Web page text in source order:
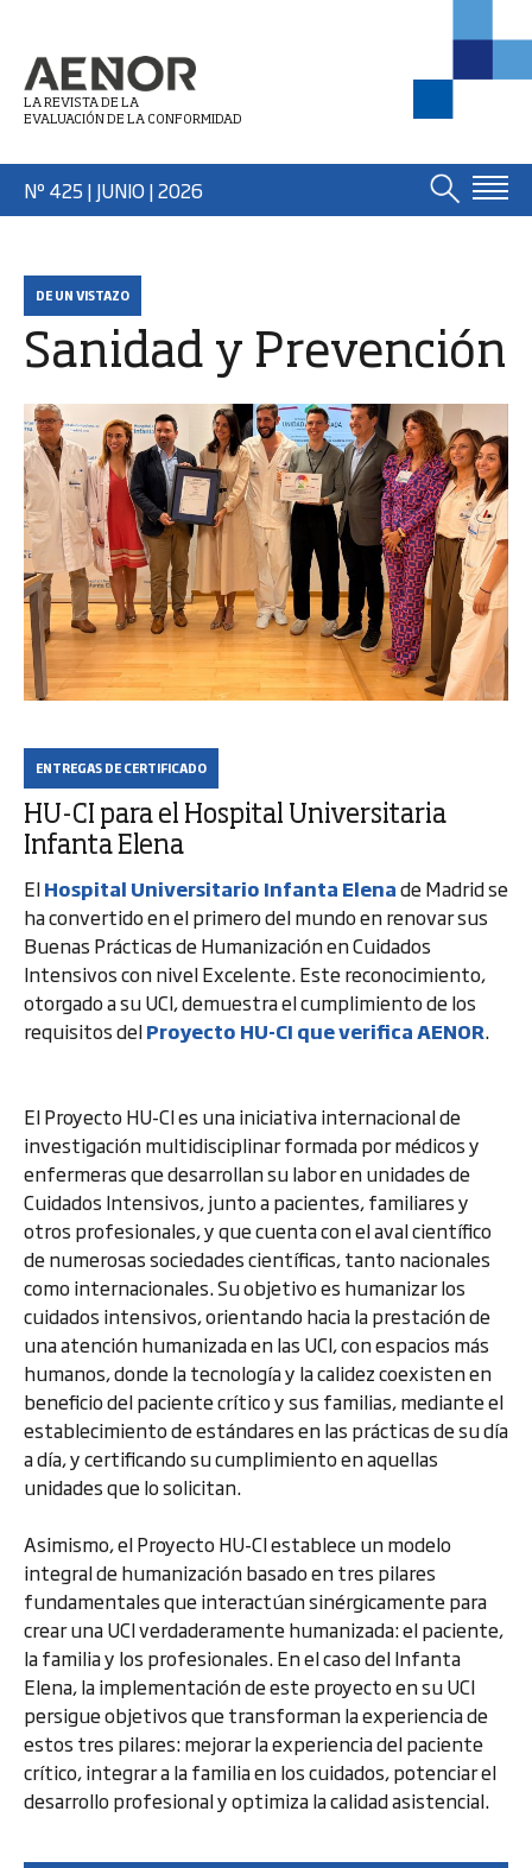
LA REVISTA DE LA
EVALUACIÓN DE LA CONFORMIDAD
Nº 425 | JUNIO| 2026
DE UN VISTAZO
Sanidad y Prevención
ENTREGAS DE CERTIFICADO
HU-CI para el Hospital Universitaria
Infanta Elena
ElHospital Universitario Infanta Elenade Madrid se
ha convertido en el primero del mundo en renovar sus
Buenas Prácticas de Humanización en Cuidados
Intensivos con nivel Excelente. Este reconocimiento,
otorgado a su UCI, demuestra el cumplimiento de los
requisitos delProyecto HU-CI que verifica AENOR.
El Proyecto HU-CI es una iniciativa internacional de
investigación multidisciplinar formada por médicos y
enfermeras que desarrollan su labor en unidades de
Cuidados Intensivos, junto a pacientes, familiares y
otros profesionales, y que cuenta con el aval científico
de numerosas sociedades científicas, tanto nacionales
como internacionales. Su objetivo es humanizar los
cuidados intensivos, orientando hacia la prestación de
una atención humanizada en las UCI, con espacios más
humanos, donde la tecnología y la calidez coexisten en
beneficio del paciente crítico y sus familias, mediante el
establecimiento de estándares en las prácticas de su día
a día, y certificando su cumplimiento en aquellas
unidades que lo solicitan.
Asimismo, el Proyecto HU-CI establece un modelo
integral de humanización basado en tres pilares
fundamentales que interactúan sinérgicamente para
crear una UCI verdaderamente humanizada: el paciente,
la familia y los profesionales. En el caso del Infanta
Elena, la implementación de este proyecto en su UCI
persigue objetivos que transforman la experiencia de
estos tres pilares: mejorar la experiencia del paciente
crítico, integrar a la familia en los cuidados, potenciar el
desarrollo profesional y optimiza la calidad asistencial.